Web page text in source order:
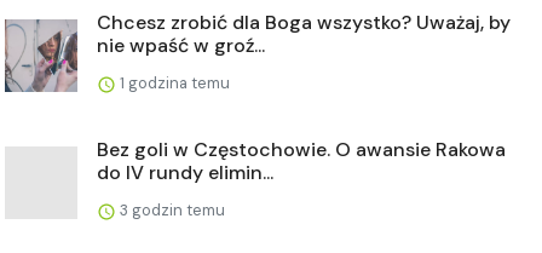
Chcesz zrobić dla Boga wszystko? Uważaj, by
nie wpaść w groź...
1 godzina temu
Bez goli w Częstochowie. O awansie Rakowa
do IV rundy elimin...
3 godzin temu